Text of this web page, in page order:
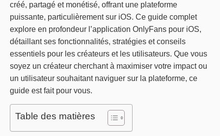
créé, partagé et monétisé, offrant une plateforme
puissante, particulièrement sur iOS. Ce guide complet
explore en profondeur l’application OnlyFans pour iOS,
détaillant ses fonctionnalités, stratégies et conseils
essentiels pour les créateurs et les utilisateurs. Que vous
soyez un créateur cherchant à maximiser votre impact ou
un utilisateur souhaitant naviguer sur la plateforme, ce
guide est fait pour vous.
Table des matières